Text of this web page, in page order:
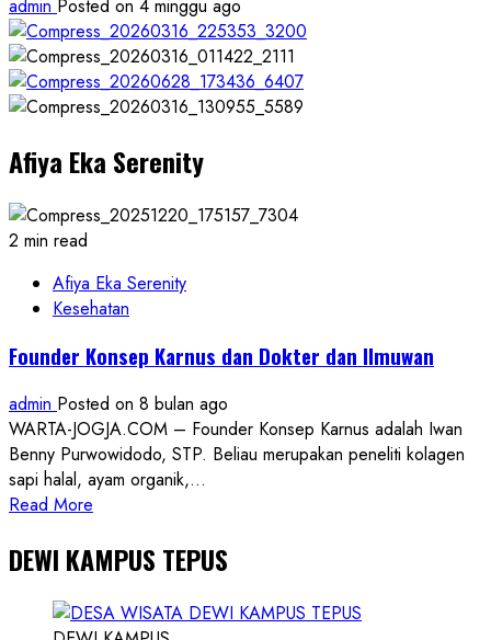
admin Posted on 4 minggu ago
Afiya Eka Serenity
2 min read
Afiya Eka Serenity
Kesehatan
Founder Konsep Karnus dan Dokter dan Ilmuwan
admin Posted on 8 bulan ago
WARTA-JOGJA.COM – Founder Konsep Karnus adalah Iwan
Benny Purwowidodo, STP. Beliau merupakan peneliti kolagen
sapi halal, ayam organik,...
Read More
about
Founder
Konsep
Karnus
DEWI KAMPUS TEPUS